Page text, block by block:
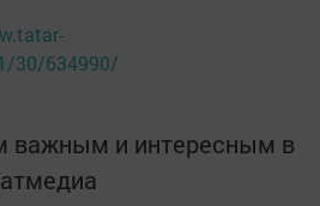
30/634990/
важным и интересным в